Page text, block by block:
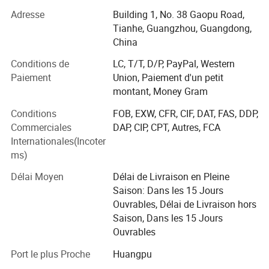
alimentation de 100 W à 500 kw.
Source d'alimentation CA, monophasée ou triphasée, 10
Hz, alimentation de 1 kVA à 3 kVA.
Unité d'alimentation de masse CC CA, de 300 A à 50000 A.
Nous avons nos usines (situées à Shenzhen en Chine),
plus de 20 usines coopérantes, plus de 60 travailleurs, et
10000 modèles différents avec des spécifications
d'alimentation.
Il est l'un des fournisseurs d'intégrer, de développer, de
fabrication, de ventes, de conception technique, et la
construction pour différents types d'alimentation.
Nous mettons en œuvre strictement les directives de
fiable, un service satisfaisant et des clients d'abord !
Adresse
Building 1, No. 38 Gaopu Road,
Tianhe, Guangzhou, Guangdong,
China
Conditions de
Paiement
LC, T/T, D/P, PayPal, Western
Union, Paiement d'un petit
montant, Money Gram
Conditions
Commerciales
Internationales(Incoter
ms)
FOB, EXW, CFR, CIF, DAT, FAS, DDP,
DAP, CIP, CPT, Autres, FCA
Délai Moyen
Délai de Livraison en Pleine
Saison: Dans les 15 Jours
Ouvrables, Délai de Livraison hors
Saison, Dans les 15 Jours
Ouvrables
Port le plus Proche
Huangpu